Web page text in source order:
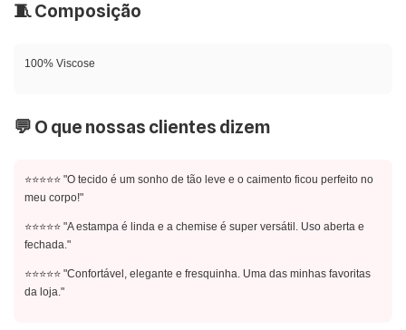
🧵 Composição
100% Viscose
💬 O que nossas clientes dizem
⭐⭐⭐⭐⭐ "O tecido é um sonho de tão leve e o caimento ficou perfeito no
meu corpo!"
⭐⭐⭐⭐⭐ "A estampa é linda e a chemise é super versátil. Uso aberta e
fechada."
⭐⭐⭐⭐⭐ "Confortável, elegante e fresquinha. Uma das minhas favoritas
da loja."